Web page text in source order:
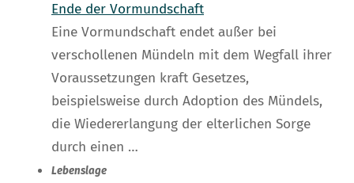
Ende der Vormundschaft
Eine Vormundschaft endet außer bei
verschollenen Mündeln mit dem Wegfall ihrer
Voraussetzungen kraft Gesetzes,
beispielsweise durch Adoption des Mündels,
die Wiedererlangung der elterlichen Sorge
durch einen …
Lebenslage